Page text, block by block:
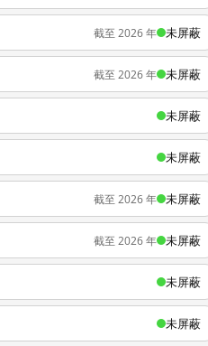
截至 2026 年 未屏蔽
截至 2026 年 未屏蔽
未屏蔽
未屏蔽
截至 2026 年 未屏蔽
截至 2026 年 未屏蔽
未屏蔽
未屏蔽